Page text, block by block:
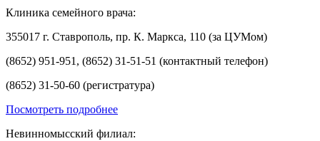
Клиника семейного врача:
355017 г. Ставрополь, пр. К. Маркса, 110 (за ЦУМом)
(8652) 951-951, (8652) 31-51-51 (контактный телефон)
(8652) 31-50-60 (регистратура)
Посмотреть подробнее
Невинномысский филиал: